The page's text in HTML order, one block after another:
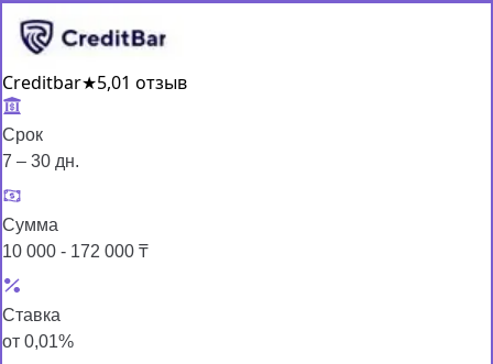
Creditbar★5,01 отзыв
Срок
7 – 30 дн.
Сумма
10 000 - 172 000 ₸
Ставка
от 0,01%